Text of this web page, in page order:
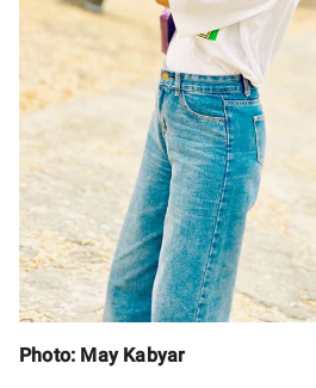
Photo: May Kabyar